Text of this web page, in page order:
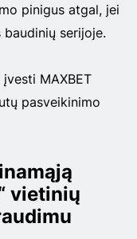
pinigus atgal, jei
serijoje.
MAXBET
pasveikinimo
vietinių